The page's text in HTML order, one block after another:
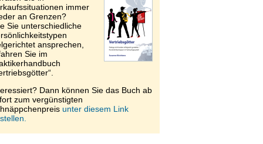
immer
an Grenzen?
Sie unterschiedliche
ansprechen,
Sie im
Dann können Sie das Buch ab
zum vergünstigten
unter diesem Link